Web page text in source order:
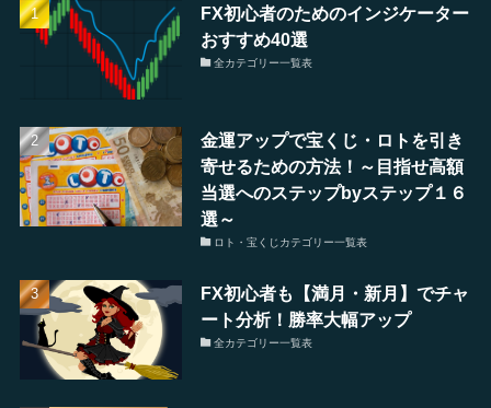
FX初心者のためのインジケーター
おすすめ40選
全カテゴリー一覧表
金運アップで宝くじ・ロトを引き
寄せるための方法！～目指せ高額
当選へのステップbyステップ１６
選～
ロト・宝くじカテゴリー一覧表
FX初心者も【満月・新月】でチャ
ート分析！勝率大幅アップ
全カテゴリー一覧表